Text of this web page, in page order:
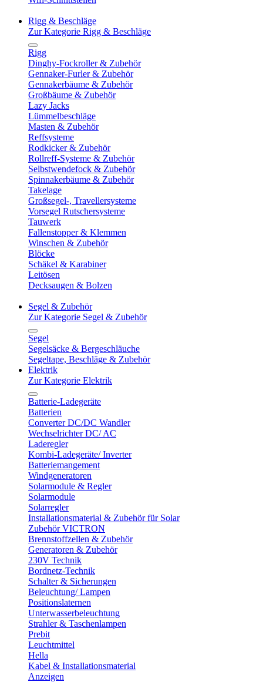
Rigg & Beschläge
Zur Kategorie Rigg & Beschläge
Rigg
Dinghy-Fockroller & Zubehör
Gennaker-Furler & Zubehör
Gennakerbäume & Zubehör
Großbäume & Zubehör
Lazy Jacks
Lümmelbeschläge
Masten & Zubehör
Reffsysteme
Rodkicker & Zubehör
Rollreff-Systeme & Zubehör
Selbstwendefock & Zubehör
Spinnakerbäume & Zubehör
Takelage
Großsegel-, Travellersysteme
Vorsegel Rutschersysteme
Tauwerk
Fallenstopper & Klemmen
Winschen & Zubehör
Blöcke
Schäkel & Karabiner
Leitösen
Decksaugen & Bolzen
Segel & Zubehör
Zur Kategorie Segel & Zubehör
Segel
Segelsäcke & Bergeschläuche
Segeltape, Beschläge & Zubehör
Elektrik
Zur Kategorie Elektrik
Batterie-Ladegeräte
Batterien
Converter DC/DC Wandler
Wechselrichter DC/ AC
Laderegler
Kombi-Ladegeräte/ Inverter
Batteriemangement
Windgeneratoren
Solarmodule & Regler
Solarmodule
Solarregler
Installationsmaterial & Zubehör für Solar
Zubehör VICTRON
Brennstoffzellen & Zubehör
Generatoren & Zubehör
230V Technik
Bordnetz-Technik
Schalter & Sicherungen
Beleuchtung/ Lampen
Positionslaternen
Unterwasserbeleuchtung
Strahler & Taschenlampen
Prebit
Leuchtmittel
Hella
Kabel & Installationsmaterial
Anzeigen